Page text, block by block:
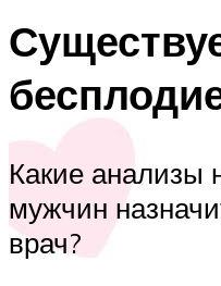
Какие анализы
мужчин
врач?